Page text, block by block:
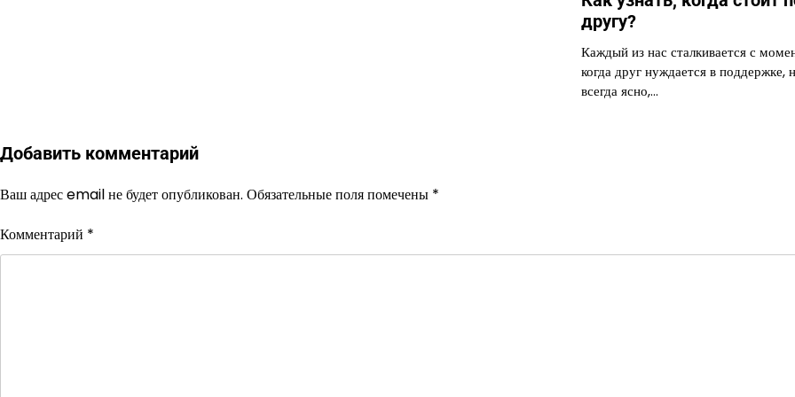
другу?
Каждый из нас сталкивается с
когда друг нуждается в поддержке,
всегда ясно,…
Добавить комментарий
Ваш адрес email не будет опубликован. Обязательные поля помечены *
Комментарий *